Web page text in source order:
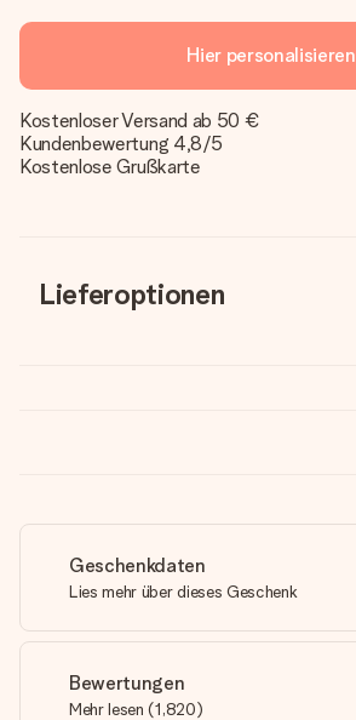
Hier personalisieren
Kostenloser Versand ab 50 €
Kundenbewertung 4,8/5
Kostenlose Grußkarte
Lieferoptionen
Geschenkdaten
Lies mehr über dieses Geschenk
Bewertungen
Mehr lesen (1,820)